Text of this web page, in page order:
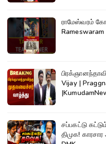
ராமேஸ்வரம்
Vijay |
சப்பகட்டு
திமுக!